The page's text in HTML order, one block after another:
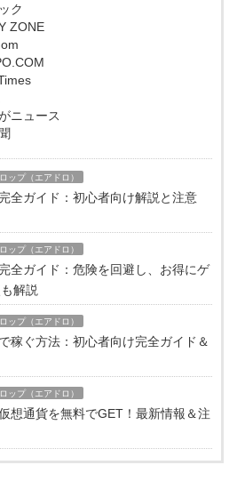
ク
ZONE
ニュース
ップ（エアドロ）
全ガイド：初心者向け解説と注意
ップ（エアドロ）
全ガイド：危険を回避し、お得にゲ
解説
ップ（エアドロ）
稼ぐ方法：初心者向け完全ガイド＆
ップ（エアドロ）
想通貨を無料でGET！最新情報＆注